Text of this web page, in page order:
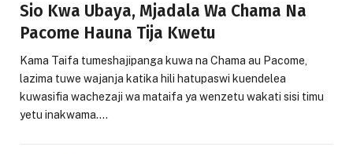
Sio Kwa Ubaya, Mjadala Wa Chama Na
Pacome Hauna Tija Kwetu
Kama Taifa tumeshajipanga kuwa na Chama au Pacome,
lazima tuwe wajanja katika hili hatupaswi kuendelea
kuwasifia wachezaji wa mataifa ya wenzetu wakati sisi timu
yetu inakwama.…